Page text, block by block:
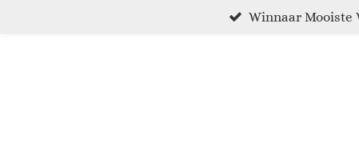
Winnaar Mooiste